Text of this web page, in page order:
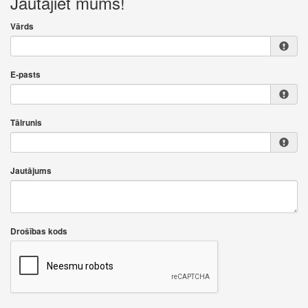
Vārds
E-pasts
Tālrunis
Jautājums
Drošības kods